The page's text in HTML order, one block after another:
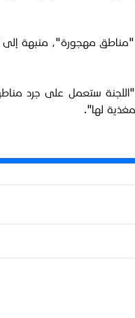
"مناطق مهجورة"، منبهة
ستعمل على جرد
لها".